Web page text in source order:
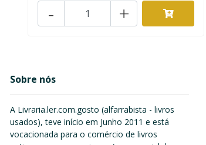
+
-
Sobre nós
A Livraria.ler.com.gosto (alfarrabista - livros
usados), teve início em Junho 2011 e está
vocacionada para o comércio de livros